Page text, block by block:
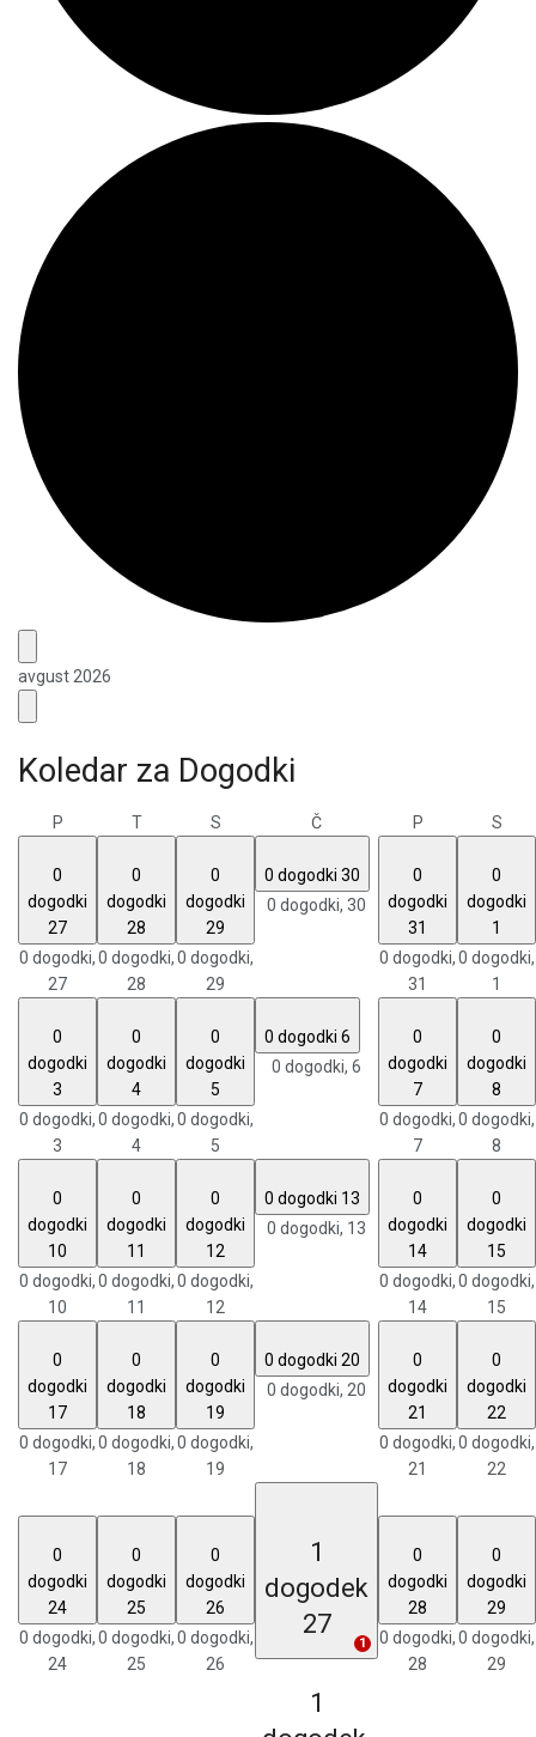
avgust 2026
Koledar za Dogodki
P T S Č P S
0
dogodki
27
0 dogodki,
27
0
dogodki
28
0 dogodki,
28
0
dogodki
29
0 dogodki,
29
0 dogodki 30
0 dogodki, 30
0
dogodki
31
0 dogodki,
31
0
dogodki
1
0 dogodki,
1
0
dogodki
3
0 dogodki,
3
0
dogodki
4
0 dogodki,
4
0
dogodki
5
0 dogodki,
5
0 dogodki 6
0 dogodki, 6
0
dogodki
7
0 dogodki,
7
0
dogodki
8
0 dogodki,
8
0
dogodki
10
0 dogodki,
10
0
dogodki
11
0 dogodki,
11
0
dogodki
12
0 dogodki,
12
0 dogodki 13
0 dogodki, 13
0
dogodki
14
0 dogodki,
14
0
dogodki
15
0 dogodki,
15
0
dogodki
17
0 dogodki,
17
0
dogodki
18
0 dogodki,
18
0
dogodki
19
0 dogodki,
19
0 dogodki 20
0 dogodki, 20
0
dogodki
21
0 dogodki,
21
0
dogodki
22
0 dogodki,
22
0
dogodki
24
0 dogodki,
24
0
dogodki
25
0 dogodki,
25
0
dogodki
26
0 dogodki,
26
1
dogodek
27
1
1
0
dogodki
28
0 dogodki,
28
0
dogodki
29
0 dogodki,
29